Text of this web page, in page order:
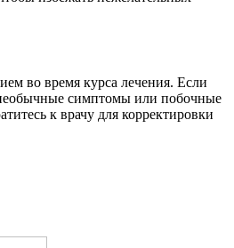
во время курса лечения. Если
симптомы или побочные
к врачу для корректировки